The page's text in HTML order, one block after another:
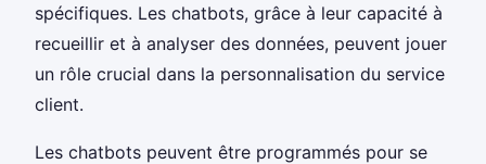
spécifiques. Les chatbots, grâce à leur capacité à
recueillir et à analyser des données, peuvent jouer
un rôle crucial dans la personnalisation du service
client.
Les chatbots peuvent être programmés pour se